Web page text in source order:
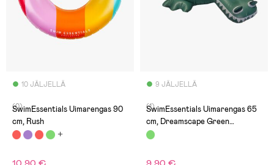
10 JÄLJELLÄ
(0)
SwimEssentials Uimarengas 90
cm, Rush
9 JÄLJELLÄ
(1)
SwimEssentials Uimarengas 65
cm, Dreamscape Green
Crocodile